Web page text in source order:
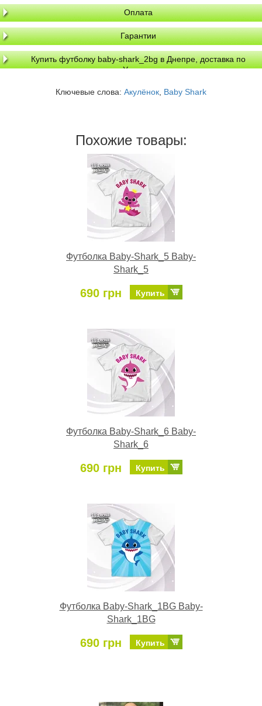
Оплата
Гарантии
Купить футболку baby-shark_2bg в Днепре, доставка по
Украине
Ключевые слова: Акулёнок Baby Shark
Похожие товары:
Футболка Baby-Shark_5 Baby-
Shark_5
690 грн Купить
Футболка Baby-Shark_6 Baby-
Shark_6
690 грн Купить
Футболка Baby-Shark_1BG Baby-
Shark_1BG
690 грн Купить